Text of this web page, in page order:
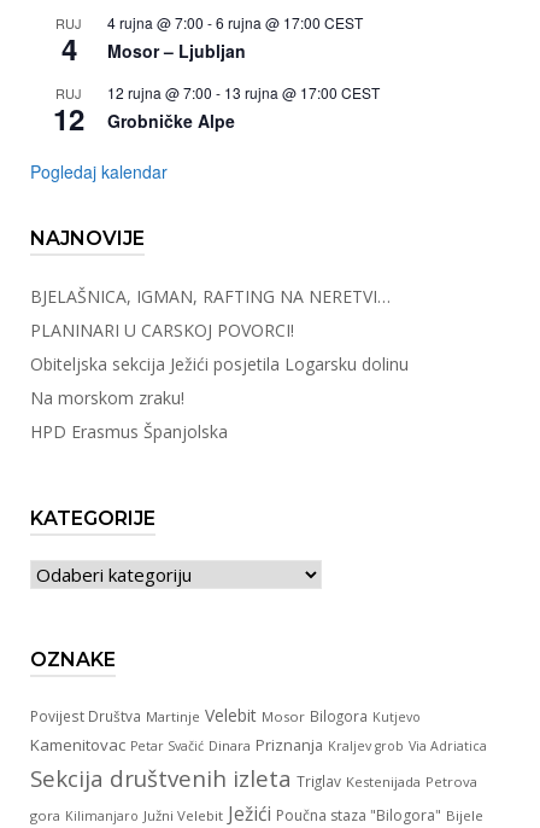
RUJ
4
4 rujna @ 7:00 -6 rujna @ 17:00 CEST
Mosor – Ljubljan
RUJ
12
12 rujna @ 7:00 - 13 rujna @ 17:00 CEST
Grobničke Alpe
Pogledaj kalendar
NAJNOVIJE
BJELAŠNICA, IGMAN, RAFTING NA NERETVI…
PLANINARI U CARSKOJ POVORCI!
Obiteljska sekcija Ježići posjetila Logarsku dolinu
Na morskom zraku!
HPD Erasmus Španjolska
KATEGORIJE
Kategorije
OZNAKE
Povijest Društva Martinje Velebit Mosor Bilogora Kutjevo
Kamenitovac Petar Svačić Dinara Priznanja Kraljev grob Via Adriatica
Sekcija društvenih izleta Triglav Kestenijada Petrova
gora Kilimanjaro Južni Velebit Ježići Poučna staza "Bilogora" Bijele